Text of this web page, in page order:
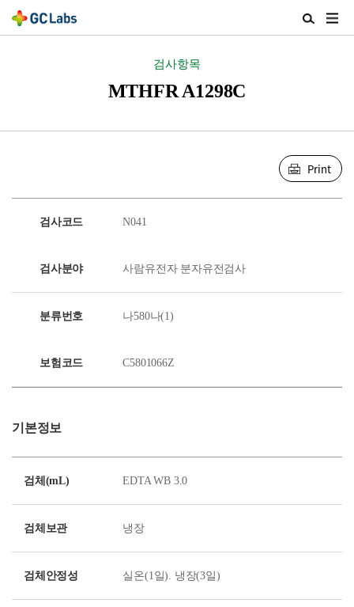
검
색
검사항목
MTHFR A1298C
Print
검사코드 N041
검사분야 사람유전자 분자유전검사
분류번호 나580나(1)
보험코드 C5801066Z
기본정보
검체(mL) EDTA WB 3.0
검체보관 냉장
검체안정성 실온(1일). 냉장(3일)